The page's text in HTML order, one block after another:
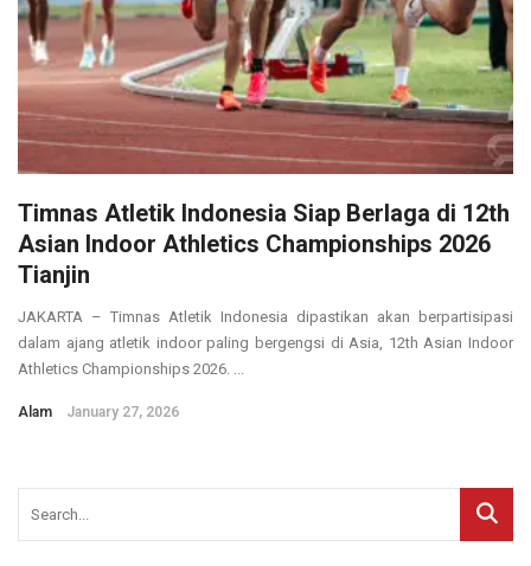
Timnas Atletik Indonesia Siap Berlaga di 12th
Asian Indoor Athletics Championships 2026
Tianjin
JAKARTA – Timnas Atletik Indonesia dipastikan akan berpartisipasi
dalam ajang atletik indoor paling bergengsi di Asia, 12th Asian Indoor
Athletics Championships 2026. ...
Alam January 27, 2026